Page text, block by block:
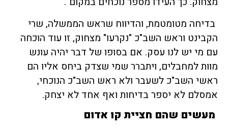
בדיחה מטומטמת, והדיווח שראש הממשלה, שרי
הקבינט וראש השב"כ "נקרעו" מצחוק, זו עוד הוכחה
עם מי יש לנו עסק. אם בסופו של דבר יהיה עונש
מוות למחבלים, ויתברר שמי שצדק ביחס אליו הם
ראשי השב"כ לשעבר ולא ראש השב"כ הנוכחי,
אמסלם לא יספר בדיחות ואף אחד לא יצחק.
מעשים שהם חציית קו אדום